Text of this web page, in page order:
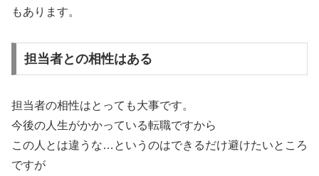
もあります。
担当者との相性はある
担当者の相性はとっても大事です。
今後の人生がかかっている転職ですから
この人とは違うな…というのはできるだけ避けたいところ
ですが